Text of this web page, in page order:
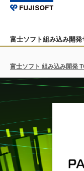
富士ソフト組み込み開発
富士ソフト 組み込み開発